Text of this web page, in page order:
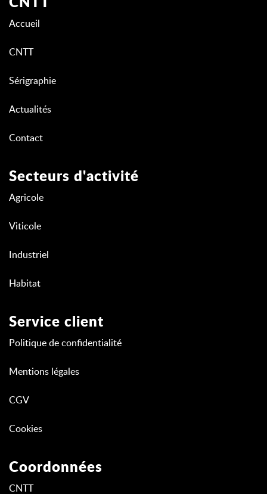
Accueil
CNTT
Sérigraphie
Actualités
Contact
Secteurs d'activité
Agricole
Viticole
Industriel
Habitat
Service client
Politique de confidentialité
Mentions légales
CGV
Cookies
Coordonnées
CNTT